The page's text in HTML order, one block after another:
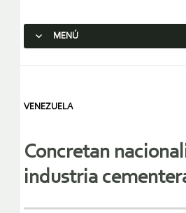
MENÚ
VENEZUELA
Concretan
industria